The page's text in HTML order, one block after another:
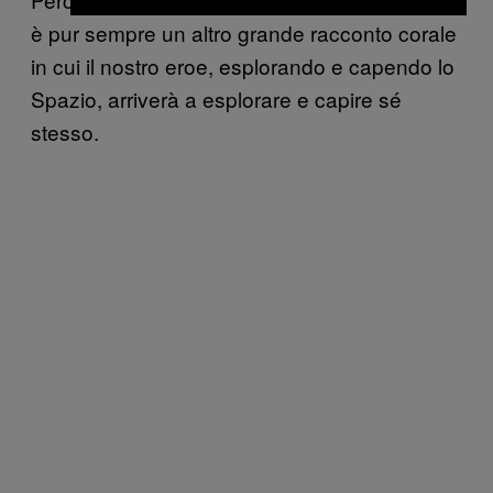
è pur sempre un altro grande racconto corale
in cui il nostro eroe, esplorando e capendo lo
Spazio, arriverà a esplorare e capire sé
stesso.